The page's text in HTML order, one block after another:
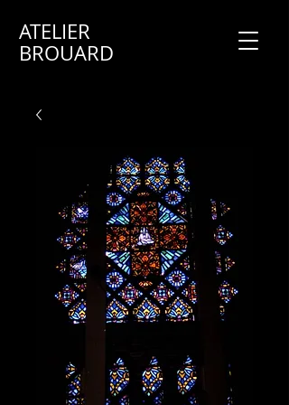
ATELIER
BROUARD